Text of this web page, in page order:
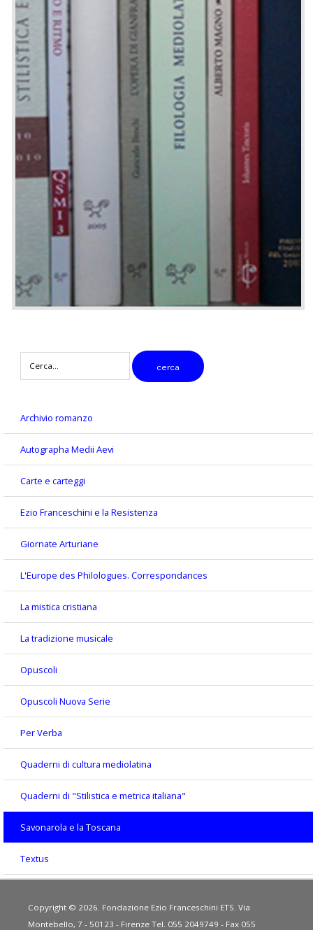
cercare
cerca
Archivio romanzo
Autographa Medii Aevi
Carte e carteggi
Ezio Franceschini e la Resistenza
Giornate Arturiane
L'Europe des Philologues. Correspondances
La mistica cristiana
La tradizione musicale
Opuscoli
Opuscoli Nuova Serie
Per Verba
Quaderni di cultura mediolatina
Quaderni di "Stilistica e metrica italiana"
Savonarola e la Toscana
Textus
Copyright © 2026. Fondazione Ezio Franceschini ETS. Via
Montebello, 7 - 50123 - Firenze Tel. 055 2049749 - Fax 055